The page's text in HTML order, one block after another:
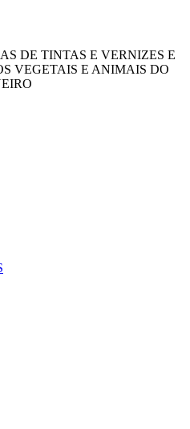
DE TINTAS E VERNIZES E
VEGETAIS E ANIMAIS DO